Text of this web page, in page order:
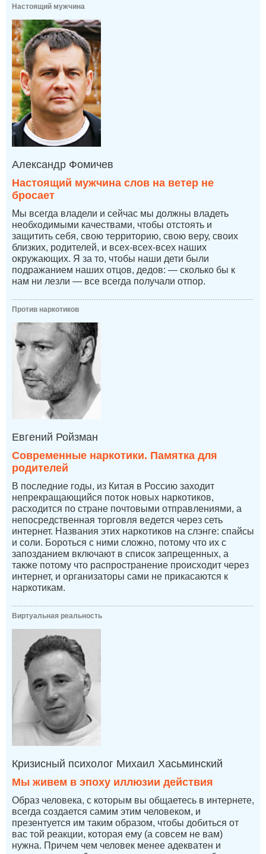
Настоящий мужчина
Александр Фомичев
Настоящий мужчина слов на ветер не
бросает
Мы всегда владели и сейчас мы должны владеть
необходимыми качествами, чтобы отстоять и
защитить себя, свою территорию, свою веру, своих
близких, родителей, и всех-всех-всех наших
окружающих. Я за то, чтобы наши дети были
подражанием наших отцов, дедов: — сколько бы к
нам ни лезли — все всегда получали отпор.
Против наркотиков
Евгений Ройзман
Современные наркотики. Памятка для
родителей
В последние годы, из Китая в Россию заходит
непрекращающийся поток новых наркотиков,
расходится по стране почтовыми отправлениями, а
непосредственная торговля ведется через сеть
интернет. Названия этих наркотиков на слэнге: спайсы
и соли. Бороться с ними сложно, потому что их с
запозданием включают в список запрещенных, а
также потому что распространение происходит через
интернет, и организаторы сами не прикасаются к
наркотикам.
Виртуальная реальность
Кризисный психолог Михаил Хасьминский
Мы живем в эпоху иллюзии действия
Образ человека, с которым вы общаетесь в интернете,
всегда создается самим этим человеком, и
презентуется им таким образом, чтобы добиться от
вас той реакции, которая ему (а совсем не вам)
нужна. Причем чем человек менее адекватен и